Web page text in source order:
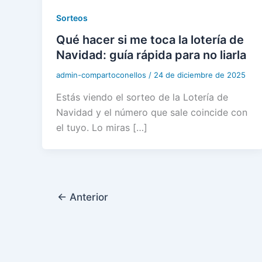
Sorteos
Qué hacer si me toca la lotería de
Navidad: guía rápida para no liarla
admin-compartoconellos / 24 de diciembre de 2025
Estás viendo el sorteo de la Lotería de
Navidad y el número que sale coincide con
el tuyo. Lo miras […]
← Anterior